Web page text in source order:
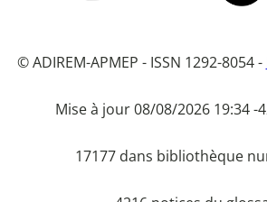
© ADIREM-APMEP - ISSN 1292-8054 -
Mise à jour 08/08/2026 19:34 -
17177 dans bibliothèque